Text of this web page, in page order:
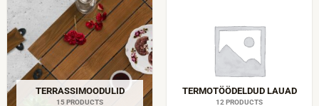
TERRASSIMOODULID
15 PRODUCTS
TERMOTÖÖDELDUD LAUAD
12 PRODUCTS